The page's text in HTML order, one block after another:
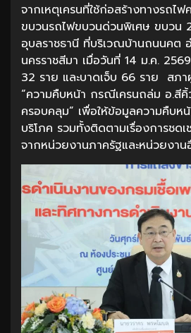
จากเหตุเครนที่ใช้ก่อสร้างทางรถไ
ขบวนรถไฟขบวนด่วนพิเศษ ขบวน
อุบลราชธานี ที่บริเวณบ้านถนนคต
นครราชสีมา เมื่อวันที่ 14 ม.ค.
32 ราย และบาดเจ็บ 66 ราย สภ
“ความคืบหน้า กรณีเครนถล่ม อ.สี
ครอบคลุม” เพื่อให้ข้อมูลความคืบห
บริโภค รวมทั้งติดตามเรื่องการชด
จากหน่วยงานภาครัฐและหน่วยงา